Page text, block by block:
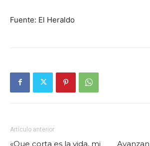
Fuente: El Heraldo
Artículo anterior
«Que corta es la vida, mi